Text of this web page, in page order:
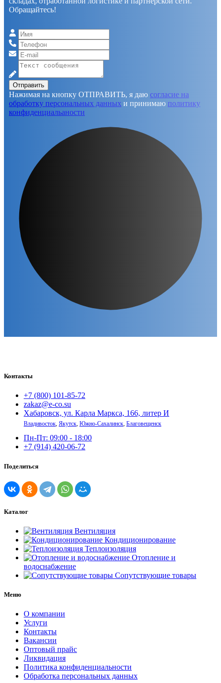
Обращайтесь!
Отправить
Нажимая на кнопку ОТПРАВИТЬ, я даю согласие на
обработку персональных данных и принимаю политику
конфиденциальаности
Контакты
+7 (800) 101-85-72
zakaz@e-co.su
Хабаровск, ул. Карла Маркса, 166, литер И
Владивосток, Якутск, Южно-Сахалинск, Благовещенск
Пн-Пт: 09:00 - 18:00
+7 (914) 420-06-72
Поделиться
Каталог
Вентиляция
Кондиционирование
Теплоизоляция
Отопление и
водоснабжение
Сопутствующие товары
Меню
О компании
Услуги
Контакты
Вакансии
Оптовый прайс
Ликвидация
Политика конфиденциальности
Обработка персональных данных